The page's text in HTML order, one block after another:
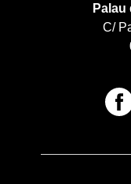
Palau
C/